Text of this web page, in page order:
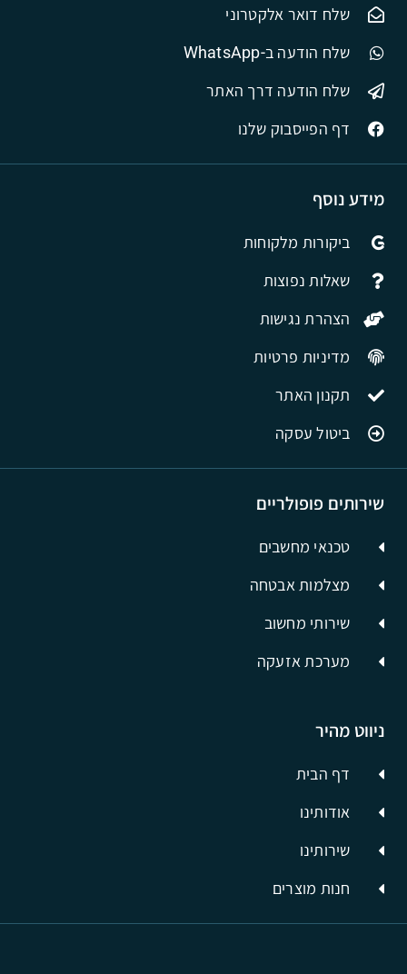
ניווט מהיר
דף הבית
אודותינו
שירותינו
חנות מוצרים
שירותים פופולריים
טכנאי מחשבים
מצלמות אבטחה
שירותי מחשוב
מערכת אזעקה
מידע נוסף
ביקורות מלקוחות
שאלות נפוצות
הצהרת נגישות
מדיניות פרטיות
תקנון האתר
ביטול עסקה
שלח דואר אלקטרוני
שלח הודעה ב-WhatsApp
שלח הודעה דרך האתר
דף הפייסבוק שלנו